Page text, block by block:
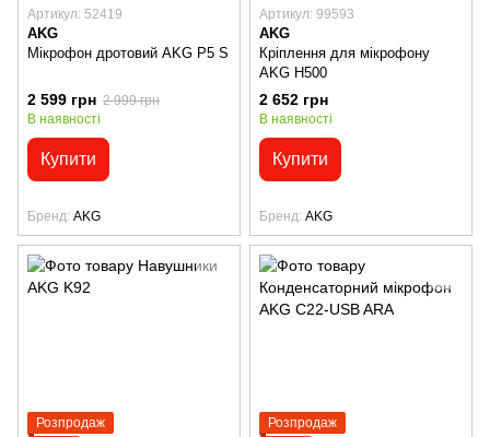
Артикул: 52419
AKG
Мікрофон дротовий AKG P5 S
2 599 грн 2 999 грн
В наявності
Купити
Бренд AKG
Артикул: 99593
AKG
Кріплення для мікрофону
AKG H500
2 652 грн
В наявності
Купити
Бренд AKG
Розпродаж
Розпродаж